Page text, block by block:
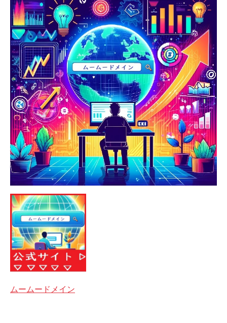
ムームードメイン